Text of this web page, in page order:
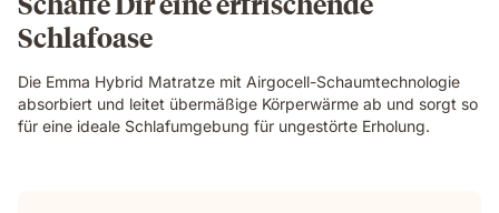
Schlafoase
Die Emma Hybrid Matratze mit Airgocell-Schaumtechnologie
absorbiert und leitet übermäßige Körperwärme ab und sorgt so
für eine ideale Schlafumgebung für ungestörte Erholung.